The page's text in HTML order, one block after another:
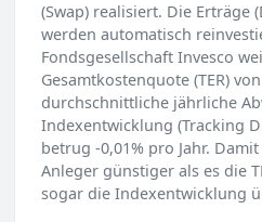
(Swap) realisiert. Die Erträge
werden automatisch
Fondsgesellschaft Invesco
Gesamtkostenquote (TER)
durchschnittliche jährliche
Indexentwicklung (Tracking
betrug -0,01% pro Jahr.
Anleger günstiger als es die
sogar die Indexentwicklung